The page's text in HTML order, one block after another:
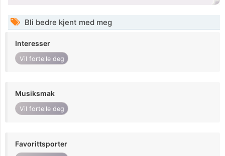
Bli bedre kjent med meg
Interesser
Vil fortelle deg
Musiksmak
Vil fortelle deg
Favorittsporter